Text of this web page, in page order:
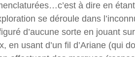
à dire en
se déroule dans
d’aucune sorte en jouant
en usant d’un fil d’Ariane (qui